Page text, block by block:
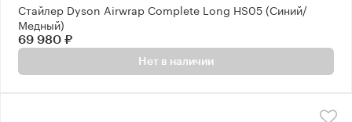
Стайлер Dyson Airwrap Complete Long HS05 (Синий/
Медный)
69 980 ₽
Нет в наличии